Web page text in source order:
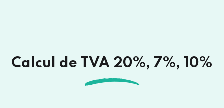
Calcul de TVA 20%, 7%, 10%